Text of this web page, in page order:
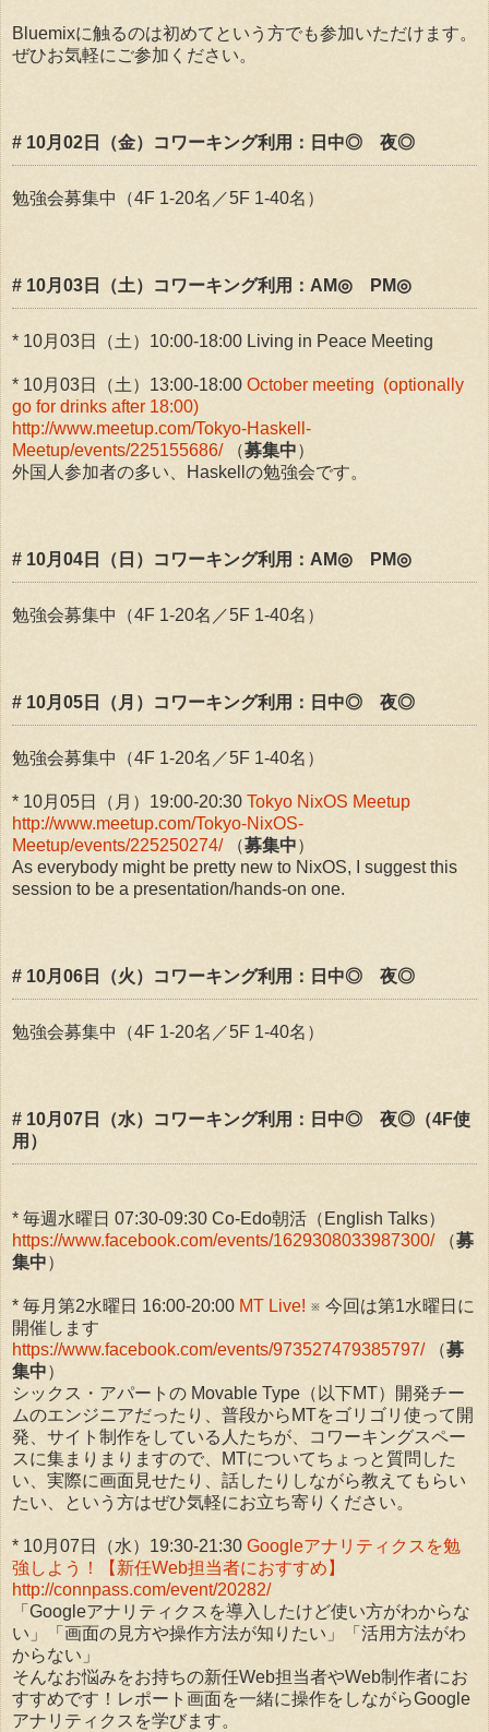
Bluemixに触るのは初めてという方でも参加いただけます。
ぜひお気軽にご参加ください。
# 10月02日（金）コワーキング利用：日中◎ 夜◎
勉強会募集中（4F 1-20名／5F 1-40名）
# 10月03日（土）コワーキング利用：AM◎ PM◎
* 10月03日（土）10:00-18:00 Living in Peace Meeting
* 10月03日（土）13:00-18:00 October meeting (optionally
go for drinks after 18:00)
http://www.meetup.com/Tokyo-Haskell-
Meetup/events/225155686/（募集中）
外国人参加者の多い、Haskellの勉強会です。
# 10月04日（日）コワーキング利用：AM◎ PM◎
勉強会募集中（4F 1-20名／5F 1-40名）
# 10月05日（月）コワーキング利用：日中◎ 夜◎
勉強会募集中（4F 1-20名／5F 1-40名）
* 10月05日（月）19:00-20:30 Tokyo NixOS Meetup
http://www.meetup.com/Tokyo-NixOS-
Meetup/events/225250274/（募集中）
As everybody might be pretty new to NixOS, I suggest this
session to be a presentation/hands-on one.
# 10月06日（火）コワーキング利用：日中◎ 夜◎
勉強会募集中（4F 1-20名／5F 1-40名）
# 10月07日（水）コワーキング利用：日中◎ 夜◎（4F使
用）
* 毎週水曜日 07:30-09:30 Co-Edo朝活（English Talks）
https://www.facebook.com/events/1629308033987300/（募
集中）
* 毎月第2水曜日 16:00-20:00 MT Live! ※ 今回は第1水曜日に
開催します
https://www.facebook.com/events/973527479385797/（募
集中）
シックス・アパートの Movable Type（以下MT）開発チー
ムのエンジニアだったり、普段からMTをゴリゴリ使って開
発、サイト制作をしている人たちが、コワーキングスペー
スに集まりまりますので、MTについてちょっと質問した
い、実際に画面見せたり、話したりしながら教えてもらい
たい、という方はぜひ気軽にお立ち寄りください。
* 10月07日（水）19:30-21:30 Googleアナリティクスを勉
強しよう！【新任Web担当者におすすめ】
http://connpass.com/event/20282/
「Googleアナリティクスを導入したけど使い方がわからな
い」「画面の見方や操作方法が知りたい」「活用方法がわ
からない」
そんなお悩みをお持ちの新任Web担当者やWeb制作者にお
すすめです！レポート画面を一緒に操作をしながらGoogle
アナリティクスを学びます。